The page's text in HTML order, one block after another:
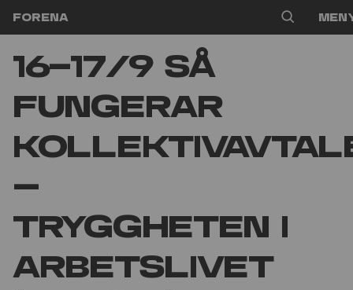
Forena
16-17/9 Så
fungerar
–
tryggheten i
arbetslivet